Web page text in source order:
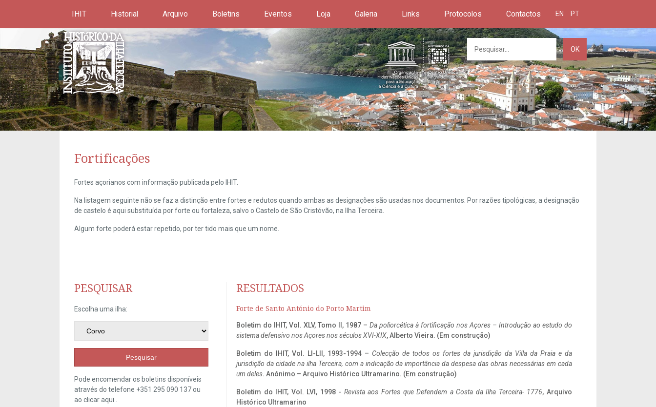
IHIT Historial Arquivo Boletins Eventos Loja Galeria Links Protocolos Contactos EN PT
OK
Fortificações
Fortes açorianos com informação publicada pelo IHIT.
Na listagem seguinte não se faz a distinção entre fortes e redutos quando ambas as designações são usadas nos documentos. Por razões tipológicas, a designação
de castelo é aqui substituída por forte ou fortaleza, salvo o Castelo de São Cristóvão, na Ilha Terceira.
Algum forte poderá estar repetido, por ter tido mais que um nome.
PESQUISAR
Escolha uma ilha:
Pesquisar
Pode encomendar os boletins disponíveis
através do telefone +351 295 090 137 ou
ao clicaraqui
RESULTADOS
Forte de Santo António do Porto Martim
Boletim do IHIT, Vol. XLV, Tomo II, 1987 – Da poliorcética à fortificação nos Açores – Introdução ao estudo do
sistema defensivo nos Açores nos séculos XVI-XIX, Alberto Vieira. (Em construção)
Boletim do IHIT, Vol. LI-LII, 1993-1994 – Colecção de todos os fortes da jurisdição da Villa da Praia e da
jurisdição da cidade na ilha Terceira, com a indicação da importância da despesa das obras necessárias em cada
um deles. Anónimo – Arquivo Histórico Ultramarino. (Em construção)
Boletim do IHIT, Vol. LVI, 1998 - Revista aos Fortes que Defendem a Costa da Ilha Terceira- 1776, Arquivo
Histórico Ultramarino